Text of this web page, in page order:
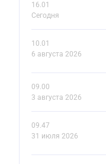
16.01
Сегодня
10.01
6 августа 2026
09.00
3 августа 2026
09.47
31 июля 2026